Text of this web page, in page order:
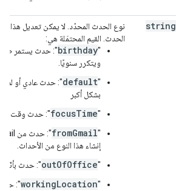
string
نوع الحدث المحدّد. لا يمكن تعديل هذا
الحدث. القيم المحتمَلة هي:
‫"
birthday": حدث يستمر
ويتكرر سنويًا.
‫"
default": حدث عادي أو لم
بشكل أكبر
‫"
focusTime": حدث وقت
"
fromGmail
إنشاء هذا النوع من الأحداث.
‫"
outOfOffice": حدث بأنّك
‫"
workingLocation
":